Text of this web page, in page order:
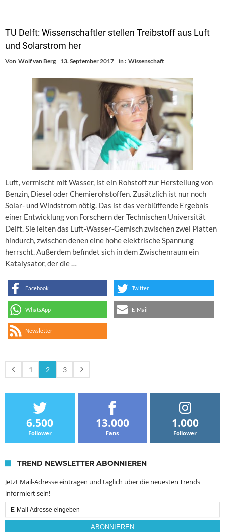
TU Delft: Wissenschaftler stellen Treibstoff aus Luft
und Solarstrom her
Von Wolf van Berg 13. September 2017 in : Wissenschaft
Luft, vermischt mit Wasser, ist ein Rohstoff zur Herstellung von
Benzin, Diesel oder Chemierohstoffen. Zusätzlich ist nur noch
Solar- und Windstrom nötig. Das ist das verblüffende Ergebnis
einer Entwicklung von Forschern der Technischen Universität
Delft. Sie leiten das Luft-Wasser-Gemisch zwischen zwei Platten
hindurch, zwischen denen eine hohe elektrische Spannung
herrscht. Außerdem befindet sich in dem Zwischenraum ein
Katalysator, der die …
Facebook Twitter
WhatsApp E-Mail
Newsletter
1 2 3
6.500
Follower
13.000
Fans
1.000
Follower
TREND NEWSLETTER ABONNIEREN
Jetzt Mail-Adresse eintragen und täglich über die neuesten Trends
informiert sein!
Email
Subscription
ABONNIEREN